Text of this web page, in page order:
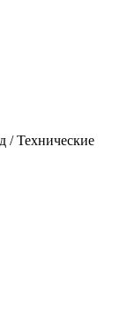
/ Технические